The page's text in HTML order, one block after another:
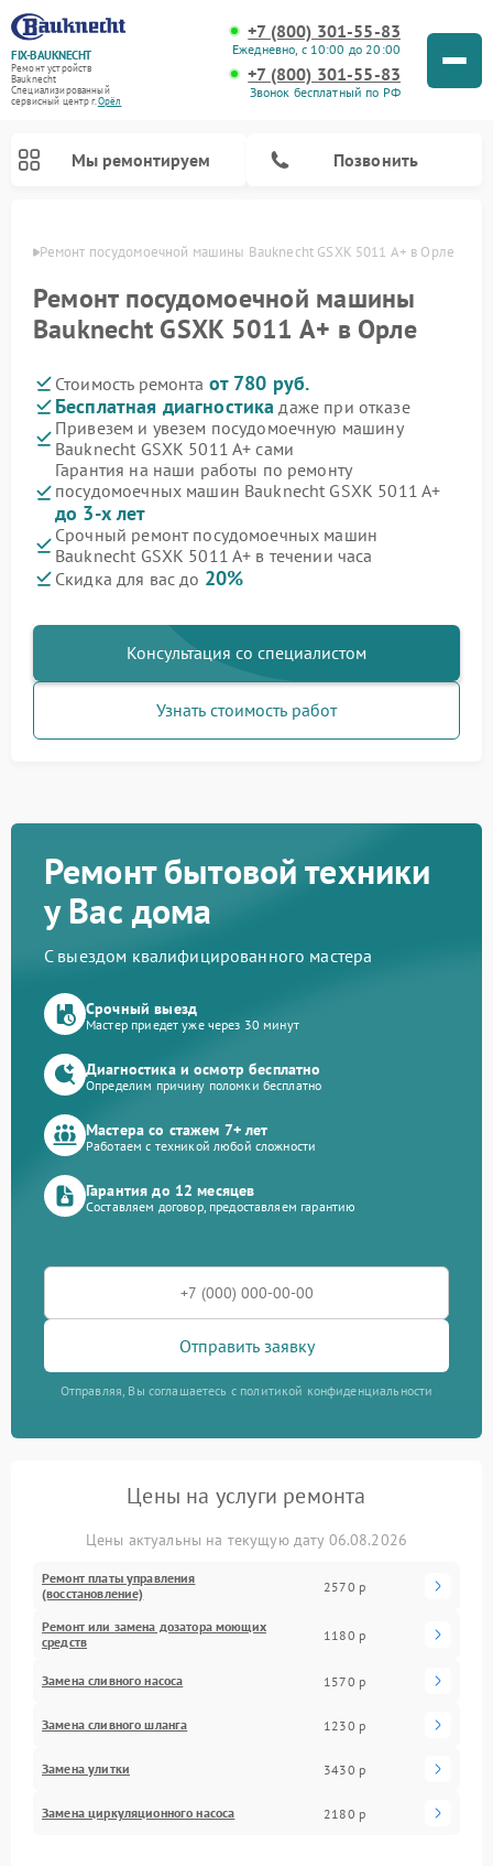
FIX-BAUKNECHT
Ремонт устройств
Bauknecht
Специализированный
cервисный центр г.Орёл
+7 (800) 301-55-83
Ежедневно, с 10:00 до 20:00
+7 (800) 301-55-83
Звонок бесплатный по РФ
Мы ремонтируем Позвонить
Ремонт посудомоечной машины Bauknecht GSXK 5011 A+ в Орле
Ремонт посудомоечной машины
Bauknecht GSXK 5011 A+ в Орле
Стоимость ремонта от 780 руб.
Бесплатная диагностика даже при отказе
Привезем и увезем посудомоечную машину
Bauknecht GSXK 5011 A+ сами
Гарантия на наши работы по ремонту
посудомоечных машин Bauknecht GSXK 5011 A+
до 3-х лет
Срочный ремонт посудомоечных машин
Bauknecht GSXK 5011 A+ в течении часа
Скидка для вас до 20%
Консультация со специалистом
Узнать стоимость работ
Ремонт бытовой техники
у Вас дома
С выездом квалифицированного мастера
Срочный выезд
Мастер приедет уже через 30 минут
Диагностика и осмотр бесплатно
Определим причину поломки бесплатно
Мастера со стажем 7+ лет
Работаем с техникой любой сложности
Гарантия до 12 месяцев
Составляем договор, предоставляем гарантию
Отправить заявку
Отправляя, Вы соглашаетесь с политикой конфиденциальности
Цены на услуги ремонта
Цены актуальны на текущую дату 06.08.2026
Ремонт платы управления
(восстановление)
2570 р
Ремонт или замена дозатора моющих
средств
1180 р
Замена сливного насоса 1570 р
Замена сливного шланга 1230 р
Замена улитки 3430 р
Замена циркуляционного насоса 2180 р